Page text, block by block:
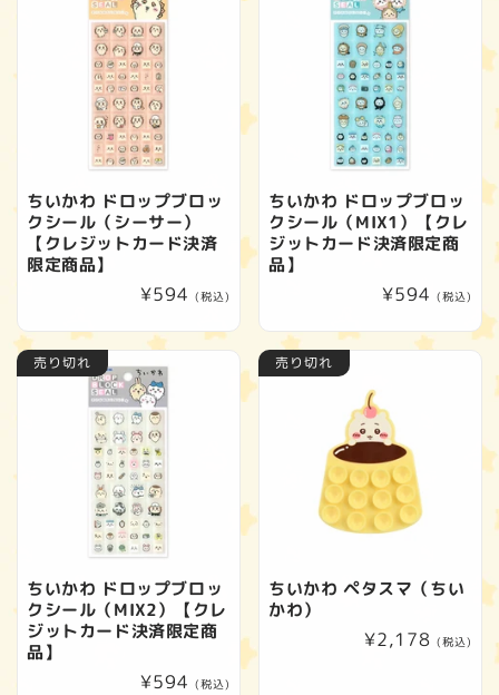
ちいかわ ドロップブロッ
クシール（シーサー）
【クレジットカード決済
限定商品】
通
価
格
¥594 (税込)
ちいかわ ドロップブロッ
クシール（MIX1）【クレ
ジットカード決済限定商
品】
通
¥594 (税込)
売り切れ
ちいかわ ドロップブロッ
クシール（MIX2）【クレ
ジットカード決済限定商
品】
通
¥594 (税込)
売り切れ
ちいかわ ペタスマ（ちい
かわ）
通
¥2,178 (税込)